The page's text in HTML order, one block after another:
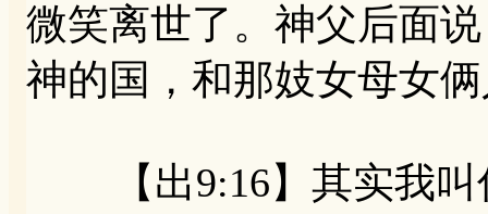
微笑离世了。神父后面
神的国，和那妓女母女
【出9:16】其实我叫